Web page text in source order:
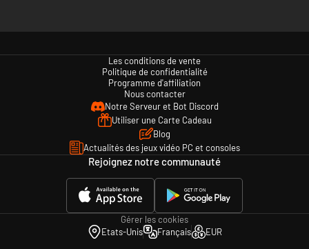
Les conditions de vente
Politique de confidentialité
Programme d'affiliation
Nous contacter
Notre Serveur et Bot Discord
Utiliser une Carte Cadeau
Blog
Actualités des jeux vidéo PC et consoles
Rejoignez notre communauté
Gérer les cookies
Etats-Unis
Français EUR